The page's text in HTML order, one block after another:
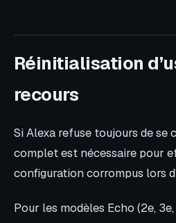
Réinitialisation
recours
Si Alexa refuse toujours de se
complet est nécessaire pour
configuration corrompus lors
Pour les modèles Echo (2e,